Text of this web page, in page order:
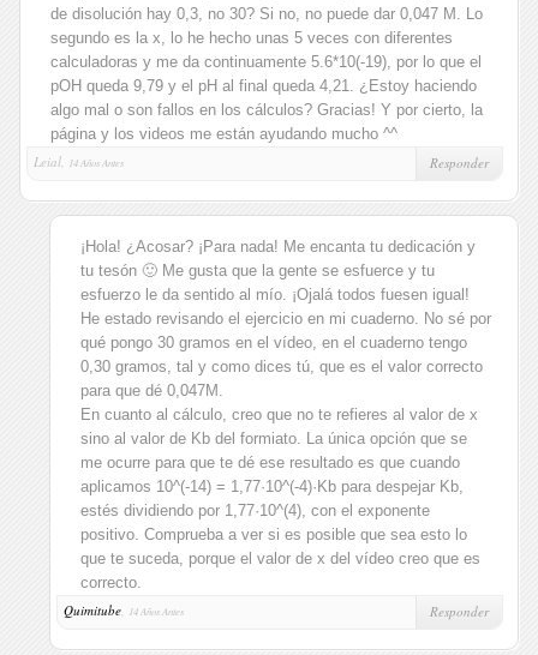
de disolución hay 0,3, no 30? Si no, no puede dar 0,047 M. Lo
segundo es la x, lo he hecho unas 5 veces con diferentes
calculadoras y me da continuamente 5.6*10(-19), por lo que el
pOH queda 9,79 y el pH al final queda 4,21. ¿Estoy haciendo
algo mal o son fallos en los cálculos? Gracias! Y por cierto, la
página y los videos me están ayudando mucho ^^
Leial,
14 Años Antes Responder
¡Hola! ¿Acosar? ¡Para nada! Me encanta tu dedicación y
tu tesón 🙂 Me gusta que la gente se esfuerce y tu
esfuerzo le da sentido al mío. ¡Ojalá todos fuesen igual!
He estado revisando el ejercicio en mi cuaderno. No sé por
qué pongo 30 gramos en el vídeo, en el cuaderno tengo
0,30 gramos, tal y como dices tú, que es el valor correcto
para que dé 0,047M.
En cuanto al cálculo, creo que no te refieres al valor de x
sino al valor de Kb del formiato. La única opción que se
me ocurre para que te dé ese resultado es que cuando
aplicamos 10^(-14) = 1,77·10^(-4)·Kb para despejar Kb,
estés dividiendo por 1,77·10^(4), con el exponente
positivo. Comprueba a ver si es posible que sea esto lo
que te suceda, porque el valor de x del vídeo creo que es
correcto.
Quimitube, 14 Años Antes Responder